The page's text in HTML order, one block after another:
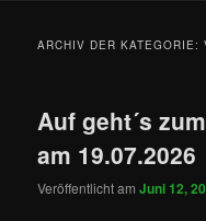
ARCHIV DER KATEGORIE:
Auf geht´s
am 19.07.2026
Veröffentlicht amJuni 12,